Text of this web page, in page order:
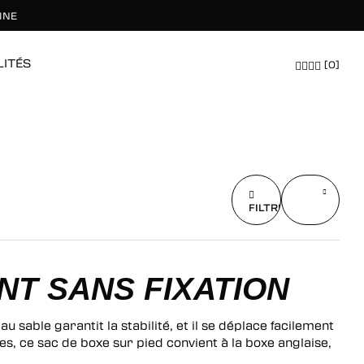
TOUT EXPLORER
TOUT EXPLORER
TOUT EXPLORER
[0]
FILTRER
SANS FIXATION
sable garantit la stabilité, et il se déplace facilement
ce sac de boxe sur pied convient à la boxe anglaise,